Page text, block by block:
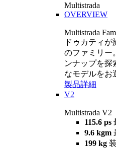
Multistrada
OVERVIEW
Multistrada
ドゥカティ
のファミリー
ンナップを探
なモデルをお
製品詳細
V2
Multistrada V2
115.6 ps
9.6 kgm
199 kg